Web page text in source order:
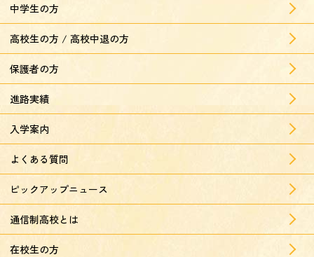
中学生の方
高校生の方 / 高校中退の方
保護者の方
進路実績
入学案内
よくある質問
ピックアップニュース
通信制高校とは
在校生の方